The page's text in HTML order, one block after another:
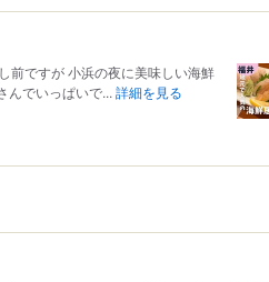
前ですが 小浜の夜に美味しい海鮮
んでいっぱいで... 詳細を見る